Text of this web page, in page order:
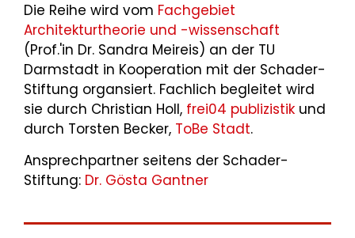
Die Reihe wird vom Fachgebiet
Architekturtheorie und -wissenschaft
(Prof.'in Dr. Sandra Meireis) an der TU
Darmstadt in Kooperation mit der Schader-
Stiftung organsiert. Fachlich begleitet wird
sie durch Christian Holl, frei04 publizistik und
durch Torsten Becker, ToBe Stadt.
Ansprechpartner seitens der Schader-
Stiftung: Dr. Gösta Gantner